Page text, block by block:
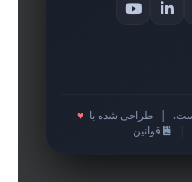
طراحی شده با ♥
قوانین